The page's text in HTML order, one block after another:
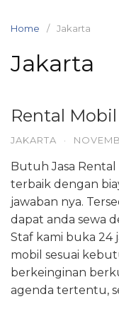
Home Jakarta
Jakarta
Rental
JAKARTA ·
Butuh Jasa
terbaik dengan
jawaban nya.
dapat anda sewa
Staf kami buka 24
mobil sesuai
berkeinginan
agenda tertentu,